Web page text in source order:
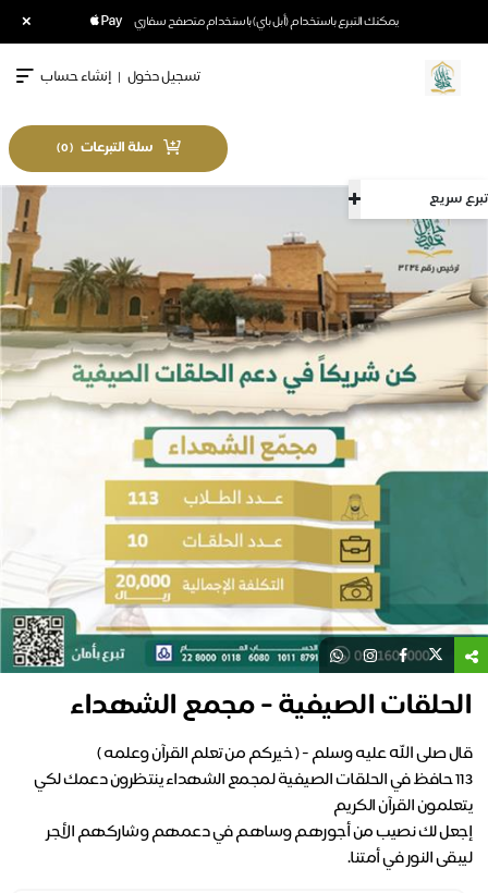
يمكنك التبرع باستخدام (أبل باي) باستخدام متصفح سفاري ×
تبرع سريع
تسجيل دخول | إنشاء حساب
سلة التبرعات (
0
)
الحلقات الصيفية - مجمع الشهداء
113 حافظ في الحلقات الصيفية لمجمع الشهداء ينتظرون دعمك لكي
إجعل لك نصيب من أجورهم وساهم في دعمهم وشاركهم الأجر
ليبقى النور في أمتنا.